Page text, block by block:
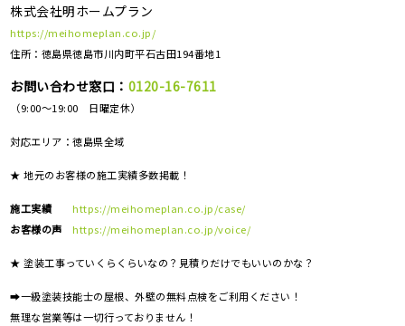
株式会社明ホームプラン
https://meihomeplan.co.jp/
住所：徳島県徳島市川内町平石古田194番地1
お問い合わせ窓口： 0120-16-7611
（9:00～19:00 日曜定休）
対応エリア：徳島県全域
★ 地元のお客様の施工実績多数掲載！
施工実績
https://meihomeplan.co.jp/case/
お客様の声
https://meihomeplan.co.jp/voice/
★ 塗装工事っていくらくらいなの？見積りだけでもいいのかな？
➡一級塗装技能士の屋根、外壁の無料点検をご利用ください！
無理な営業等は一切行っておりません！